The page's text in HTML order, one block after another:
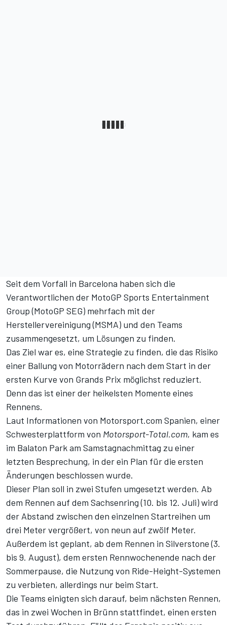
Seit dem Vorfall in Barcelona haben sich die
Verantwortlichen der MotoGP Sports Entertainment
Group (MotoGP SEG) mehrfach mit der
Herstellervereinigung (MSMA) und den Teams
zusammengesetzt, um Lösungen zu finden.
Das Ziel war es, eine Strategie zu finden, die das Risiko
einer Ballung von Motorrädern nach dem Start in der
ersten Kurve von Grands Prix möglichst reduziert.
Denn das ist einer der heikelsten Momente eines
Rennens.
Laut Informationen von Motorsport.com Spanien, einer
Schwesterplattform von Motorsport-Total.com, kam es
im Balaton Park am Samstagnachmittag zu einer
letzten Besprechung, in der ein Plan für die ersten
Änderungen beschlossen wurde.
Dieser Plan soll in zwei Stufen umgesetzt werden. Ab
dem Rennen auf dem Sachsenring (10. bis 12. Juli) wird
der Abstand zwischen den einzelnen Startreihen um
drei Meter vergrößert, von neun auf zwölf Meter.
Außerdem ist geplant, ab dem Rennen in Silverstone (3.
bis 9. August), dem ersten Rennwochenende nach der
Sommerpause, die Nutzung von Ride-Height-Systemen
zu verbieten, allerdings nur beim Start.
Die Teams einigten sich darauf, beim nächsten Rennen,
das in zwei Wochen in Brünn stattfindet, einen ersten